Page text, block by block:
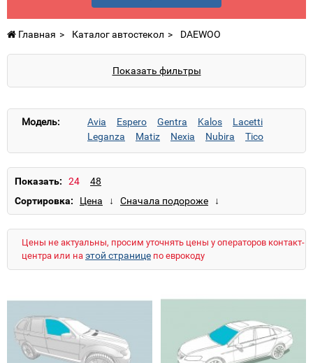
Главная Каталог автостекол DAEWOO
Показать фильтры
Модель: Avia Espero Gentra Kalos
Lacetti
Leganza
Matiz Nexia Nubira Tico
Показать:
Сортировка:
Цены не актуальны, просим уточнять цены у операторов контакт-
центра или на этой странице по еврокоду